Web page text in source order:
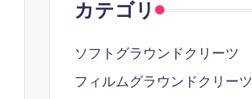
カテゴリ
ソフトグラウンドクリーツ
フィルムグラウンドクリーツ